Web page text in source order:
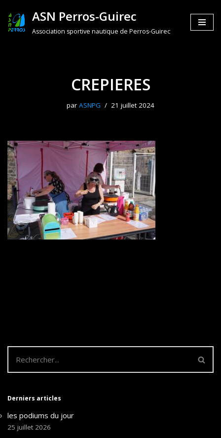
Aller
ASN Perros-Guirec
Association sportive nautique de Perros-Guirec
CREPIERES
par ASNPG 21 juillet 2024
Derniers articles
les podiums du jour
25 juillet 2026